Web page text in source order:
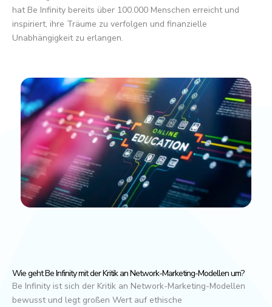
hat Be Infinity bereits über 100.000 Menschen erreicht und
inspiriert, ihre Träume zu verfolgen und finanzielle
Unabhängigkeit zu erlangen.
Wie geht Be Infinity mit der Kritik an Network-Marketing-Modellen um?
Be Infinity ist sich der Kritik an Network-Marketing-Modellen
bewusst und legt großen Wert auf ethische